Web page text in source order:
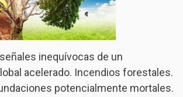
inequívocas de un
acelerado. Incendios forestales.
potencialmente mortales.